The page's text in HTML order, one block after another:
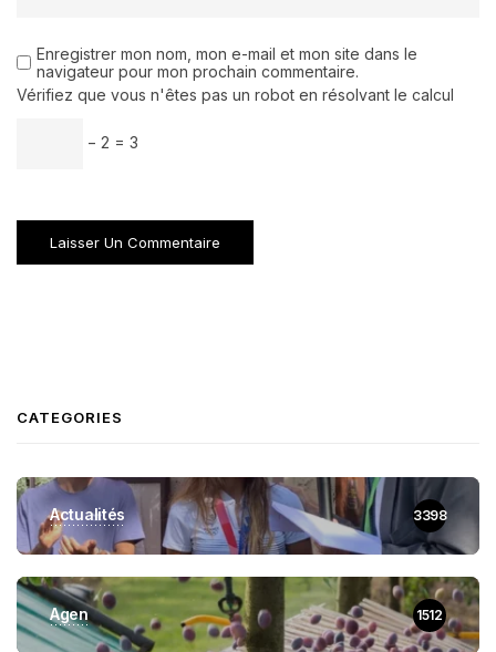
Enregistrer mon nom, mon e-mail et mon site dans le
navigateur pour mon prochain commentaire.
Vérifiez que vous n'êtes pas un robot en résolvant le calcul
− 2 = 3
CATEGORIES
Actualités 3398
Agen 1512